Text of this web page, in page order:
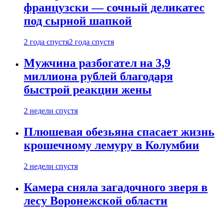
французски — сочный деликатес
под сырной шапкой
2 года спустя2 года спустя
Мужчина разбогател на 3,9
миллиона рублей благодаря
быстрой реакции жены
2 недели спустя
Плюшевая обезьяна спасает жизнь
крошечному лемуру в Колумбии
2 недели спустя
Камера сняла загадочного зверя в
лесу Воронежской области